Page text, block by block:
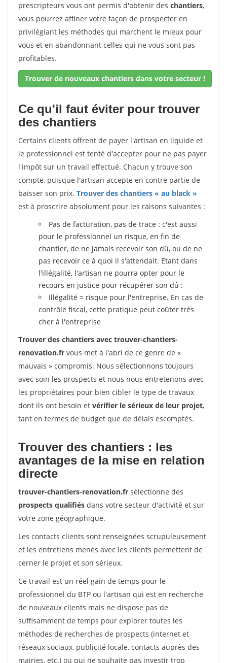
prescripteurs vous ont permis d'obtenir des chantiers,
vous pourrez affiner votre façon de prospecter en
privilégiant les méthodes qui marchent le mieux pour
vous et en abandonnant celles qui ne vous sont pas
profitables.
Trouver de nouveaux chantiers dans votre secteur !
Ce qu'il faut éviter pour trouver
des chantiers
Certains clients offrent de payer l'artisan en liquide et
le professionnel est tenté d'accepter pour ne pas payer
l'impôt sur un travail effectué. Chacun y trouve son
compte, puisque l'artisan accepte en contre partie de
baisser son prix. Trouver des chantiers « au black »
est à proscrire absolument pour les raisons suivantes :
Pas de facturation, pas de trace : c'est aussi
pour le professionnel un risque, en fin de
chantier, de ne jamais recevoir son dû, ou de ne
pas recevoir ce à quoi il s'attendait. Etant dans
l'illégalité, l'artisan ne pourra opter pour le
recours en justice pour récupérer son dû ;
Illégalité = risque pour l'entreprise. En cas de
contrôle fiscal, cette pratique peut coûter très
cher à l'entreprise
Trouver des chantiers avec trouver-chantiers-
renovation.fr vous met à l'abri de ce genre de «
mauvais » compromis. Nous sélectionnons toujours
avec soin les prospects et nous nous entretenons avec
les propriétaires pour bien cibler le type de travaux
dont ils ont besoin et vérifier le sérieux de leur projet,
tant en termes de budget que de délais escomptés.
Trouver des chantiers : les
avantages de la mise en relation
directe
trouver-chantiers-renovation.fr sélectionne des
prospects qualifiés dans votre secteur d'activité et sur
votre zone géographique.
Les contacts clients sont renseignées scrupuleusement
et les entretiens menés avec les clients permettent de
cerner le projet et son sérieux.
Ce travail est un réel gain de temps pour le
professionnel du BTP ou l'artisan qui est en recherche
de nouveaux clients mais ne dispose pas de
suffisamment de temps pour explorer toutes les
méthodes de recherches de prospects (internet et
réseaux sociaux, publicité locale, contacts auprès des
mairies, etc.) ou qui ne souhaite pas investir trop